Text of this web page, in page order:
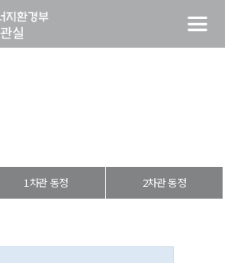
1차관 동정 2차관 동정